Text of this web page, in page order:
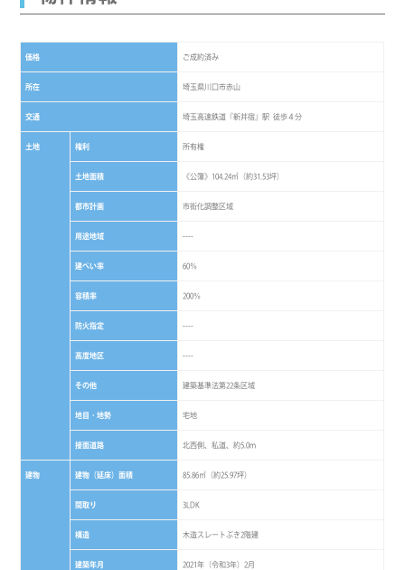
価格 ご成約済み
所在 埼玉県川口市赤山
交通 埼玉高速鉄道『新井宿』駅 徒歩４分
土地 権利 所有権
土地面積 《公簿》104.24㎡（約31.53坪）
都市計画 市街化調整区域
用途地域 ----
建ぺい率 60％
容積率 200％
防火指定 ----
高度地区 ----
その他 建築基準法第22条区域
地目・地勢 宅地
接面道路 北西側、私道、約5.0m
建物 建物（延床）面積 85.86㎡（約25.97坪）
間取り 3LDK
構造 木造スレートぶき2階建
建築年月 2021年（令和3年）2月